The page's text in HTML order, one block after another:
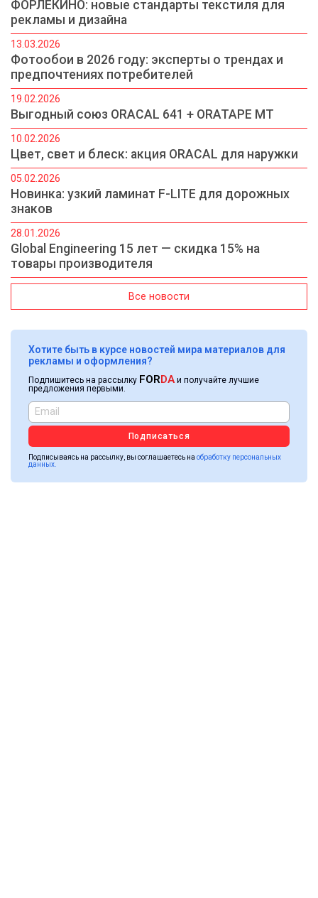
ФОРЛЕКИНО: новые стандарты текстиля для
рекламы и дизайна
13.03.2026
Фотообои в 2026 году: эксперты о трендах и
предпочтениях потребителей
19.02.2026
Выгодный союз ORACAL 641 + ORATAPE MT
10.02.2026
Цвет, свет и блеск: акция ORACAL для наружки
05.02.2026
Новинка: узкий ламинат F-LITE для дорожных
знаков
28.01.2026
Global Engineering 15 лет — скидка 15% на
товары производителя
Все новости
Хотите быть в курсе новостей мира материалов для
рекламы и оформления?
Подпишитесь на рассылку FORDA и получайте лучшие
предложения первыми.
Подписаться
Подписываясь на рассылку, вы соглашаетесь на обработку персональных
данных.